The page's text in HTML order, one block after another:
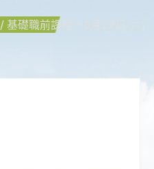
/ 基礎職前課程 – 8月22日(六)